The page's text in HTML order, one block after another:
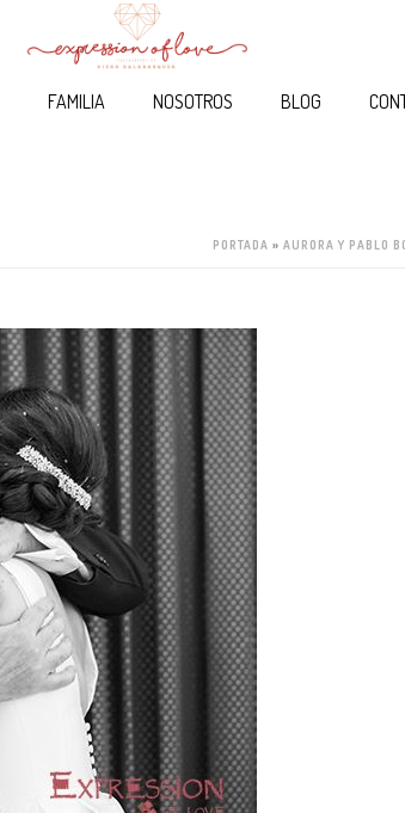
FAMILIA NOSOTROS BLOG
PORTADA » AURORA Y PABLO